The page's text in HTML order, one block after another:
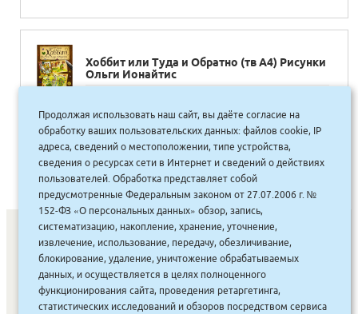
Хоббит или Туда и Обратно (тв А4) Рисунки
Ольги Ионайтис
2,475.00руб.
2228 руб.
Купить
СОНУННАР| КОМПАНИЯ ТУҺУНАН |МАҔАҺЫЫННАР
АКЦИЯЛАР|ДИСКОНТНАЙ СИСТЕМА|ЮРИДИЧЕСКАЙ
ВАКАНСИЯЛАР|
Продолжая использовать наш сайт, вы даёте согласие на
обработку ваших пользовательских данных: файлов cookie, IP
адреса, сведений о местоположении, типе устройства,
сведения о ресурсах сети в Интернет и сведений о действиях
пользователей. Обработка представляет собой
предусмотренные Федеральным законом от 27.07.2006 г. №
152-ФЗ «О персональных данных» обзор, запись,
систематизацию, накопление, хранение, уточнение,
извлечение, использование, передачу, обезличивание,
блокирование, удаление, уничтожение обрабатываемых
данных, и осуществляется в целях полноценного
функционирования сайта, проведения ретаргетинга,
статистических исследований и обзоров посредством сервиса